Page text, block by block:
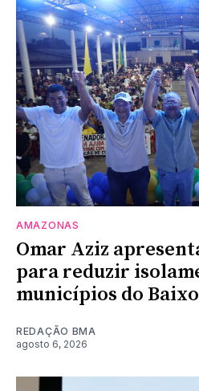
AMAZONAS
Omar Aziz
para reduzir
municípios do
REDAÇÃO BMA
agosto 6, 2026